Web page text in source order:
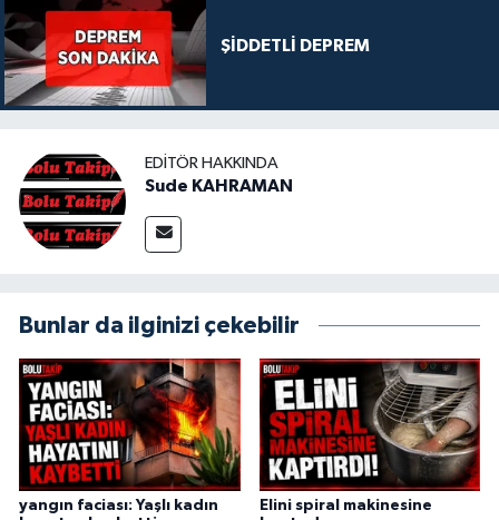
ŞİDDETLİ DEPREM
EDITÖR HAKKINDA
Sude KAHRAMAN
Bunlar da ilginizi çekebilir
yangın faciası: Yaşlı kadın
Elini spiral makinesine